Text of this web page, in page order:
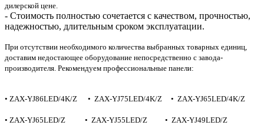
дилерской цене.
- Стоимость полностью сочетается с качеством, прочностью,
надежностью, длительным сроком эксплуатации.
При отсутствии необходимого количества выбранных товарных единиц,
доставим недостающее оборудование непосредственно с завода-
производителя. Рекомендуем профессиональные панели:
• ZAX-YJ86LED/4K/Z • ZAX-YJ75LED/4K/Z • ZAX-YJ65LED/4K/Z
• ZAX-YJ65LED/Z • ZAX-YJ55LED/Z • ZAX-YJ49LED/Z